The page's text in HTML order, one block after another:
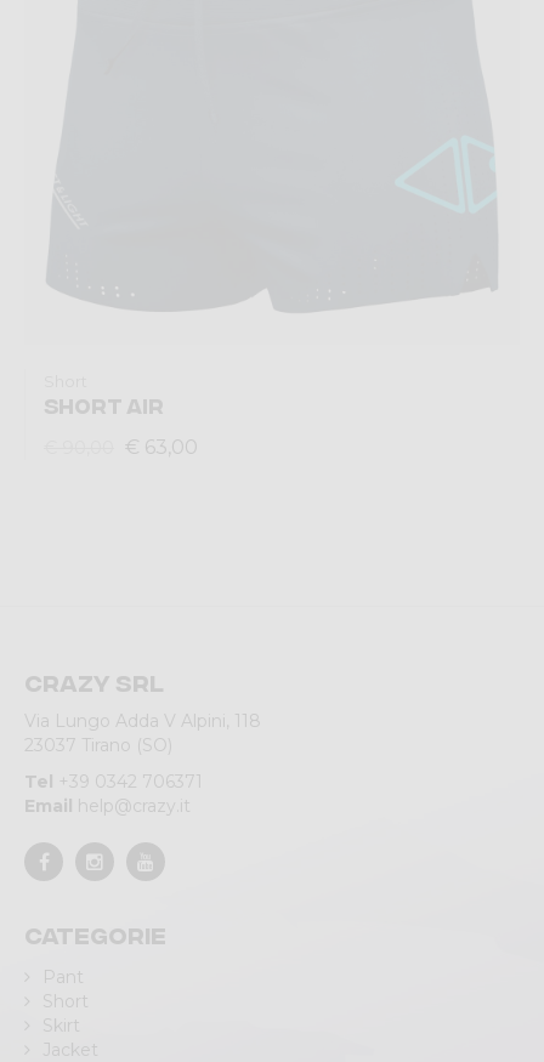
SHORT AIR
€ 63,00
Crazy srl
Via Lungo Adda V Alpini, 118
23037 Tirano (SO)
Tel +39 0342 706371
Email help@crazy.it
Categorie
Pant
Short
Skirt
Jacket